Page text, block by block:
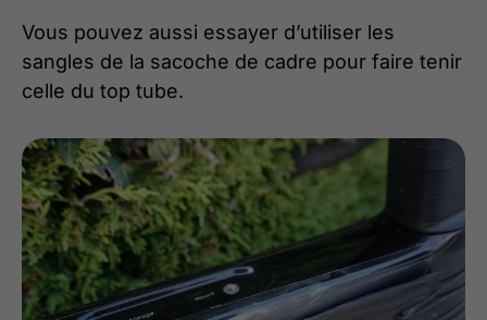
Vous pouvez aussi essayer d’utiliser les
sangles de la sacoche de cadre pour faire tenir
celle du top tube.